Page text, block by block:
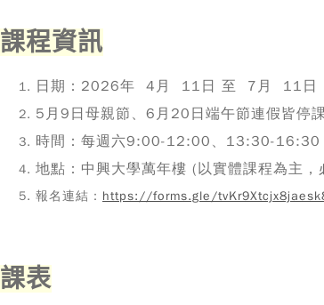
課程資訊
日期：2026年 4月 11日 至 7月 11
5月9日母親節、6月20日端午節連假皆停課
時間：每週六9:00-12:00、13:30-16:30
地點：中興大學萬年樓 (以實體課程為主，
報名連結： https://forms.gle/
課表